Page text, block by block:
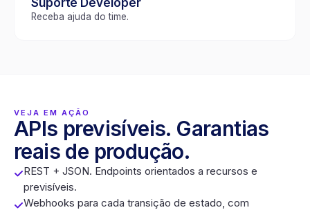
Suporte Developer
Receba ajuda do time.
VEJA EM AÇÃO
APIs previsíveis. Garantias
reais de produção.
REST + JSON. Endpoints orientados a recursos e
previsíveis.
Webhooks para cada transição de estado, com